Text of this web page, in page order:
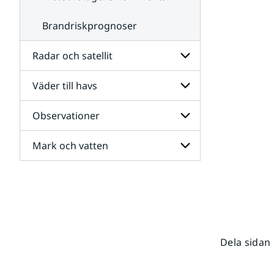
Brandriskprognoser
Radar och satellit
Undersidor
för
Radar
och
satellit
Väder till havs
Undersidor
för
Väder
till
havs
Observationer
Undersidor
för
Mark och vatten
Dela sidan